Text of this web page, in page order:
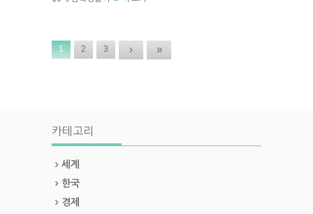
1 2 3 › »
카테고리
세계
한국
경제